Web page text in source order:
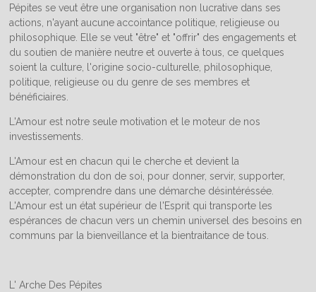
Pépites se veut être une organisation non lucrative dans ses
actions, n'ayant aucune accointance politique, religieuse ou
philosophique. Elle se veut "être" et "offrir" des engagements et
du soutien de manière neutre et ouverte à tous, ce quelques
soient la culture, l'origine socio-culturelle, philosophique,
politique, religieuse ou du genre de ses membres et
bénéficiaires.
L'Amour est notre seule motivation et le moteur de nos
investissements.
L'Amour est en chacun qui le cherche et devient la
démonstration du don de soi, pour donner, servir, supporter,
accepter, comprendre dans une démarche désintéréssée.
L'Amour est un état supérieur de l'Esprit qui transporte les
espérances de chacun vers un chemin universel des besoins en
communs par la bienveillance et la bientraitance de tous.
L' Arche Des Pépites